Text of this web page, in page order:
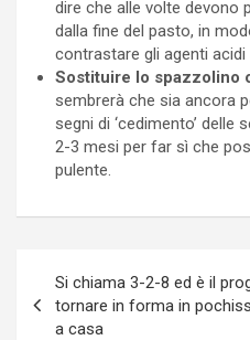
dire che alle volte devono
dalla fine del pasto, in
contrastare gli agenti acidi
Sostituire lo spazzolino
sembrerà che sia ancora
segni di ‘cedimento’ delle
2-3 mesi per far sì che
pulente.
articoli
Si chiama 3-2-8 ed è il
tornare in forma in
a casa